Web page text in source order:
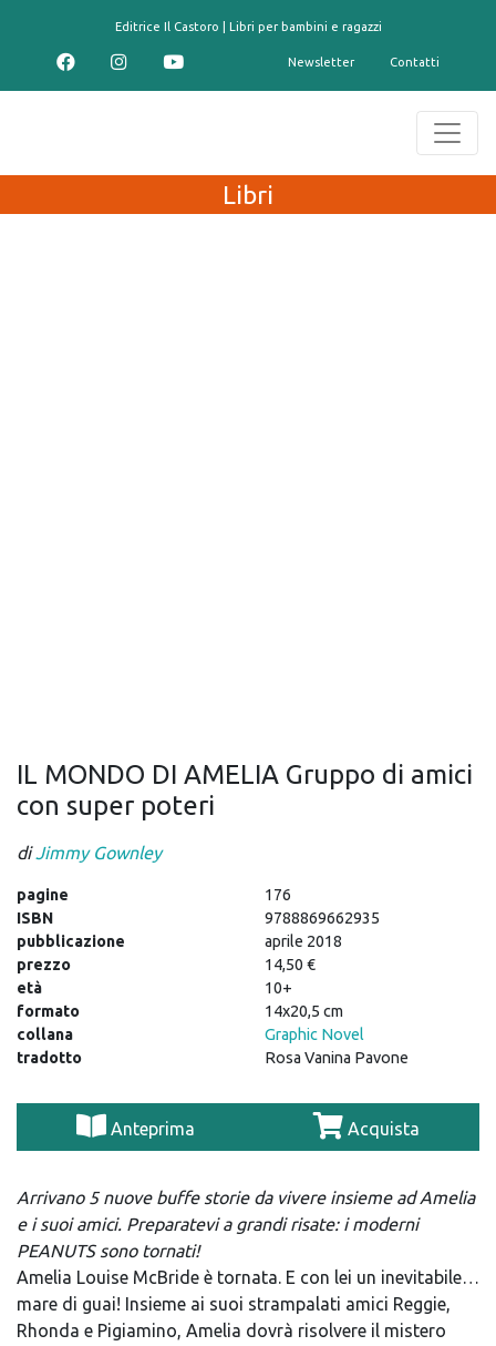
Editrice Il Castoro | Libri per bambini e ragazzi
Newsletter Contatti
Libri
IL MONDO DI AMELIA Gruppo di amici
con super poteri
diJimmy Gownley
pagine
176
ISBN
9788869662935
pubblicazione
aprile 2018
prezzo
14,50 €
età
10+
formato
14x20,5 cm
collana
Graphic Novel
tradotto
Rosa Vanina Pavone
Anteprima Acquista
Arrivano 5 nuove buffe storie da vivere insieme ad Amelia
e i suoi amici. Preparatevi a grandi risate: i moderni
PEANUTS sono tornati!
Amelia Louise McBride è tornata. E con lei un inevitabile…
mare di guai! Insieme ai suoi strampalati amici Reggie,
Rhonda e Pigiamino, Amelia dovrà risolvere il mistero